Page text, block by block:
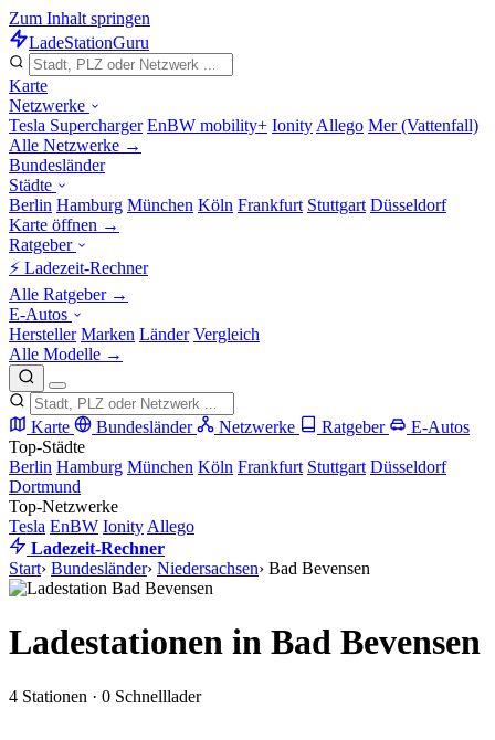
Zum Inhalt springen
LadeStationGuru
Karte
Netzwerke
Tesla Supercharger EnBW mobility+ Ionity Allego Mer (Vattenfall)
Alle Netzwerke →
Bundesländer
Städte
Berlin Hamburg München Köln Frankfurt Stuttgart Düsseldorf
Karte öffnen →
Ratgeber
⚡ Ladezeit-Rechner
Alle Ratgeber →
E-Autos
Hersteller Marken Länder Vergleich
Alle Modelle →
Karte Bundesländer Netzwerke Ratgeber
E-Autos
Top-Städte
Berlin Hamburg München Köln Frankfurt Stuttgart Düsseldorf
Dortmund
Top-Netzwerke
Tesla EnBW Ionity Allego
Ladezeit-Rechner
Start› Bundesländer› Niedersachsen› Bad Bevensen
Ladestationen in Bad Bevensen
4 Stationen · 0 Schnelllader